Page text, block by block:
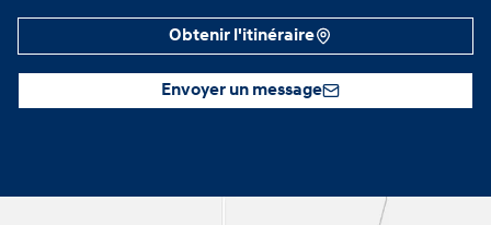
Obtenir l'itinéraire
Envoyer un message